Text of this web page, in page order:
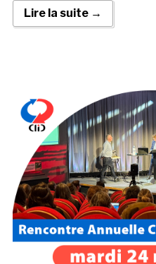
Lire la suite →